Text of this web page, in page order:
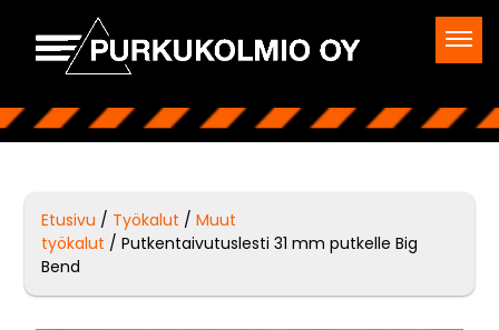
Etusivu / Työkalut /Muut
työkalut / Putkentaivutuslesti 31 mm putkelle Big
Bend